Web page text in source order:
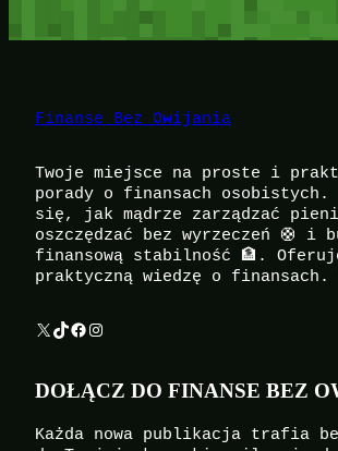
Finanse Bez Owijania
Twoje miejsce na proste i
porady o finansach osobistych.
się, jak mądrze zarządzać
oszczędzać bez wyrzeczeń 🛟 i
finansową stabilność 🏦.
praktyczną wiedzę o finansach.
X TikTok Facebook Instagram
DOŁĄCZ DO FINANSE BEZ
Każda nowa publikacja trafia